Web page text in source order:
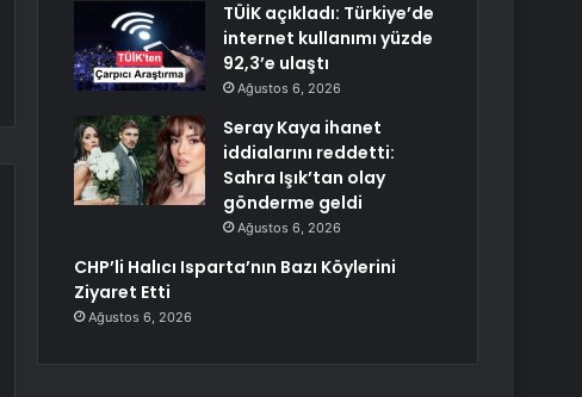
TÜİK açıkladı: Türkiye’de
internet kullanımı yüzde
92,3’e ulaştı
Ağustos 6, 2026
Seray Kaya ihanet
iddialarını reddetti:
Sahra Işık’tan olay
gönderme geldi
Ağustos 6, 2026
CHP’li Halıcı Isparta’nın Bazı Köylerini
Ziyaret Etti
Ağustos 6, 2026